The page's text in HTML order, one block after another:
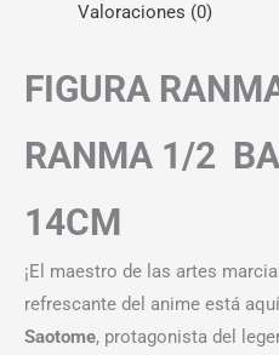
Valoraciones (0)
FIGURA
RANMA 1/2
14CM
¡El maestro de las artes
refrescante del anime está
Saotome, protagonista del